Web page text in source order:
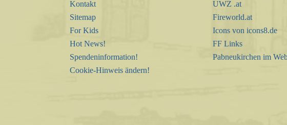
Kontakt
Sitemap
For Kids
Hot News!
Spendeninformation!
Cookie-Hinweis ändern!
UWZ .at
Fireworld.at
Icons von icons8.de
FF Links
Pabneukirchen im